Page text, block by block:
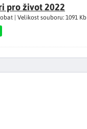
pro život 2022
| Velikost souboru: 1091 Kb